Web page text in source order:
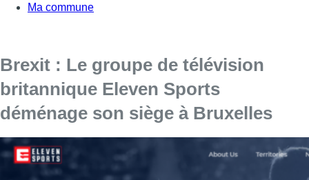
Ma commune
Brexit : Le groupe de télévision
britannique Eleven Sports
déménage son siège à Bruxelles